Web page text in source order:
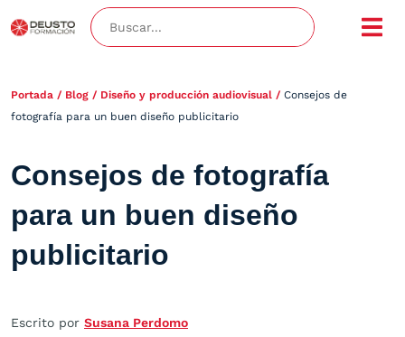
Portada / Blog / Diseño y producción audiovisual / Consejos de
fotografía para un buen diseño publicitario
Consejos de fotografía
para un buen diseño
publicitario
Escrito por Susana Perdomo